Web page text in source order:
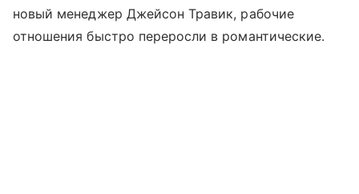
новый менеджер Джейсон Травик, рабочие
отношения быстро переросли в романтические.